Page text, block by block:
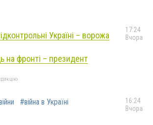
Україні – ворожа
на фронті – президент
#війна в Україні
17:24
Вчора
16:24
Вчора